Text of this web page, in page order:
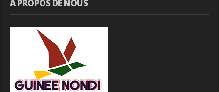
A PROPOS DE NOUS